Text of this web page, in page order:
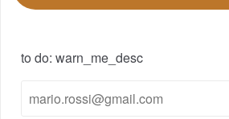
to do: warn_me_desc